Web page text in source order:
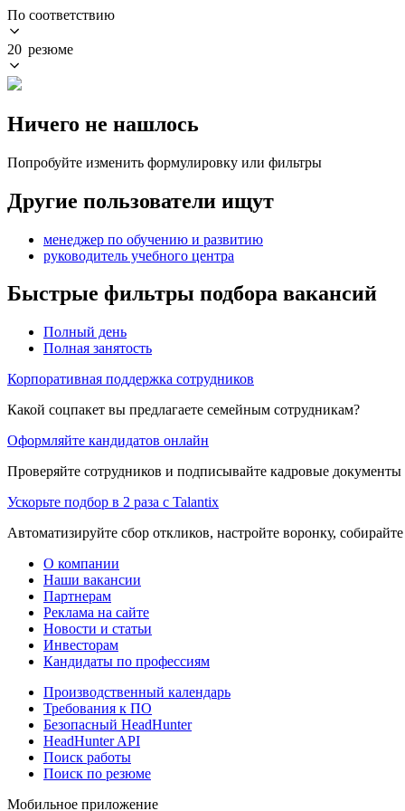
По соответствию
20 резюме
Ничего не нашлось
Попробуйте изменить формулировку или фильтры
Другие пользователи ищут
менеджер по обучению и развитию
руководитель учебного центра
Быстрые фильтры подбора вакансий
Полный день
Полная занятость
Корпоративная поддержка сотрудников
Какой соцпакет вы предлагаете семейным сотрудникам?
Оформляйте кандидатов онлайн
Проверяйте сотрудников и подписывайте кадровые
Ускорьте подбор в 2 раза с Talantix
Автоматизируйте сбор откликов, настройте воронку,
О компании
Наши вакансии
Партнерам
Реклама на сайте
Новости и статьи
Инвесторам
Кандидаты по профессиям
Производственный календарь
Требования к ПО
Безопасный HeadHunter
HeadHunter API
Поиск работы
Поиск по резюме
Мобильное приложение